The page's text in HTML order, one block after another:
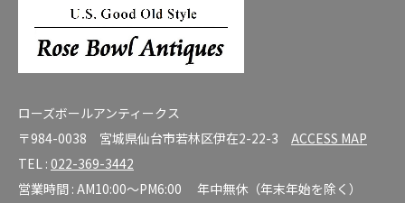
ローズボールアンティークス
〒984-0038 宮城県仙台市若林区伊在2-22-3 ACCESS MAP
TEL : 022-369-3442
営業時間 : AM10:00～PM6:00 年中無休（年末年始を除く）